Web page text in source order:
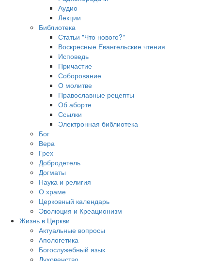
Аудио
Лекции
Библиотека
Статьи "Что нового?"
Воскресные Евангельские чтения
Исповедь
Причастие
Соборование
О молитве
Православные рецепты
Об аборте
Ссылки
Электронная библиотека
Бог
Вера
Грех
Добродетель
Догматы
Наука и религия
О храме
Церковный календарь
Эволюция и Креационизм
Жизнь в Церкви
Актуальные вопросы
Апологетика
Богослужебный язык
Духовенство